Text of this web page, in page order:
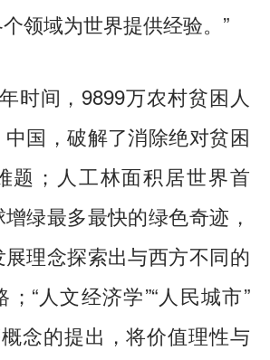
领域为世界提供经验。”
间，9899万农村贫困人
国，破解了消除绝对贫困
题；人工林面积居世界首
绿最多最快的绿色奇迹，
理念探索出与西方不同的
“人文经济学”“人民城市”
念的提出，将价值理性与